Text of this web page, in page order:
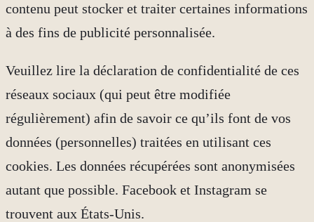
contenu peut stocker et traiter certaines informations
à des fins de publicité personnalisée.
Veuillez lire la déclaration de confidentialité de ces
réseaux sociaux (qui peut être modifiée
régulièrement) afin de savoir ce qu’ils font de vos
données (personnelles) traitées en utilisant ces
cookies. Les données récupérées sont anonymisées
autant que possible. Facebook et Instagram se
trouvent aux États-Unis.